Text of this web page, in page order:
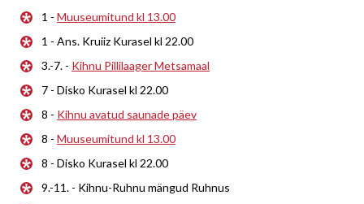
1 - Muuseumitund kl 13.00
1 - Ans. Kruiiz Kurasel kl 22.00
3.-7. - Kihnu Pillilaager Metsamaal
7 - Disko Kurasel kl 22.00
8 - Kihnu avatud saunade päev
8 - Muuseumitund kl 13.00
8 - Disko Kurasel kl 22.00
9.-11. - Kihnu-Ruhnu mängud Ruhnus